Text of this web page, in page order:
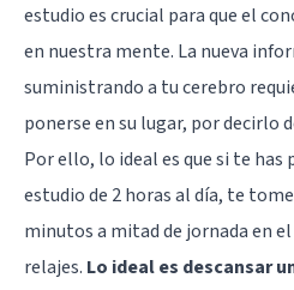
estudio es crucial para que el
en nuestra mente. La nueva
suministrando a tu cerebro
ponerse en su lugar, por decirlo
Por ello, lo ideal es que si te
estudio de 2 horas al día, te
minutos a mitad de jornada en
relajes. Lo ideal es descansar